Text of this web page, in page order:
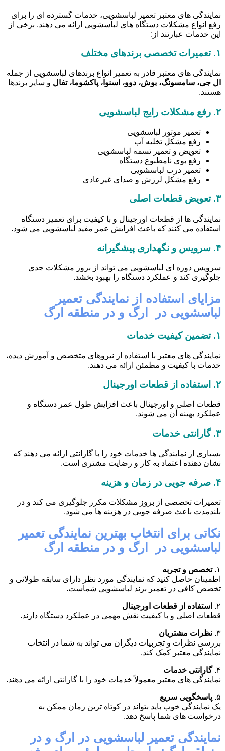
نمایندگی های معتبر تعمیر لباسشویی، خدمات گسترده ای را برای
رفع انواع مشکلات دستگاه های لباسشویی ارائه می دهند. برخی از
این خدمات عبارتند از:
۱. تعمیرات تخصصی برندهای مختلف
نمایندگی های معتبر قادر به تعمیر انواع برندهای لباسشویی از جمله
ال جی، سامسونگ، بوش، دوو، اسنوا، پاکشوما، تفال و سایر برندها
هستند.
۲. رفع مشکلات رایج لباسشویی
تعمیر موتور لباسشویی
رفع مشکل تخلیه آب
تعویض و تعمیر تسمه لباسشویی
رفع بوی نامطبوع دستگاه
تعمیر درب لباسشویی
رفع مشکل لرزش و صدای غیرعادی
۳. تعویض قطعات اصلی
نمایندگی ها از قطعات اورجینال و با کیفیت برای تعمیر دستگاه
استفاده می کنند که باعث افزایش عمر مفید لباسشویی می شود.
۴. سرویس و نگهداری پیشگیرانه
سرویس دوره ای لباسشویی می تواند از بروز مشکلات جدی
جلوگیری کند و عملکرد دستگاه را بهبود بخشد.
مزایای استفاده از نمایندگی تعمیر
لباسشویی در ارگ و در منطقه ارگ
۱. تضمین کیفیت خدمات
نمایندگی های معتبر با استفاده از نیروهای متخصص و آموزش دیده،
خدمات با کیفیت و مطمئن ارائه می دهند.
۲. استفاده از قطعات اورجینال
قطعات اصلی و اورجینال باعث افزایش طول عمر دستگاه و
عملکرد بهینه آن می شوند.
۳. گارانتی خدمات
بسیاری از نمایندگی ها خدمات خود را با گارانتی ارائه می دهند که
نشان دهنده اعتماد به کار و رضایت مشتری است.
۴. صرفه جویی در زمان و هزینه
تعمیرات تخصصی از بروز مشکلات مکرر جلوگیری می کند و در
بلندمدت باعث صرفه جویی در هزینه ها می شود.
نکاتی برای انتخاب بهترین نمایندگی تعمیر
لباسشویی در ارگ و در منطقه ارگ
۱. تخصص و تجربه
اطمینان حاصل کنید که نمایندگی مورد نظر دارای سابقه طولانی و
تخصص کافی در تعمیر برند لباسشویی شماست.
۲.
استفاده از قطعات اورجینال
قطعات اصلی و با کیفیت نقش مهمی در عملکرد دستگاه دارند.
۳. نظرات مشتریان
بررسی نظرات و تجربیات دیگران می تواند به شما در انتخاب
نمایندگی معتبر کمک کند.
۴. گارانتی خدمات
نمایندگی های معتبر معمولاً خدمات خود را با گارانتی ارائه می دهند.
۵. پاسخگویی سریع
یک نمایندگی خوب باید بتواند در کوتاه ترین زمان ممکن به
درخواست های شما پاسخ دهد.
نمایندگی تعمیر لباسشویی در ارگ و در